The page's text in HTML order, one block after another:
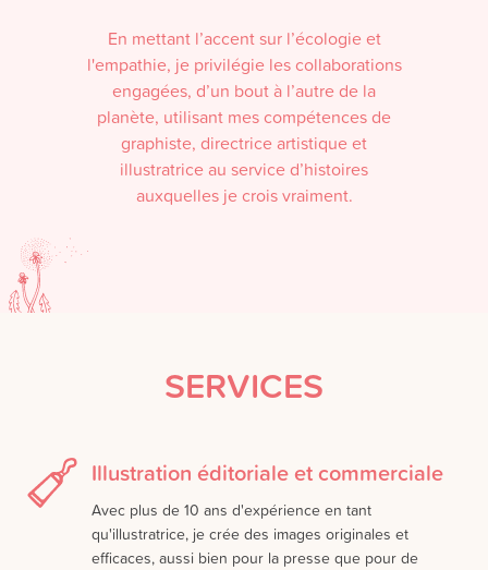
En mettant l’accent sur l’écologie et
l'empathie, je privilégie les collaborations
engagées, d’un bout à l’autre de la
planète, utilisant mes compétences de
graphiste, directrice artistique et
illustratrice au service d’histoires
auxquelles je crois vraiment.
SERVICES
Illustration éditoriale et commerciale
Avec plus de 10 ans d'expérience en tant
qu'illustratrice, je crée des images originales et
efficaces, aussi bien pour la presse que pour de